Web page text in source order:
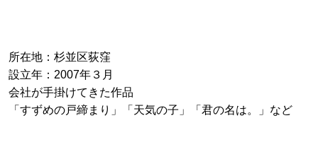
所在地：杉並区荻窪
設立年：2007年３月
会社が手掛けてきた作品
「すずめの戸締まり」「天気の子」「君の名は。」など